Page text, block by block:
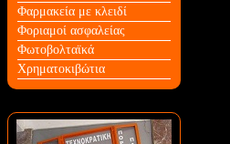
Φαρμακεία με κλειδί
Φοριαμοί ασφαλείας
Φωτοβολταϊκά
Χρηματοκιβώτια